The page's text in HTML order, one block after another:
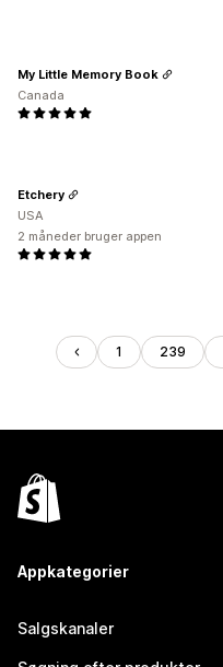
My Little Memory Book
Canada
Etchery
USA
2 måneder bruger appen
1 239
Appkategorier
Salgskanaler